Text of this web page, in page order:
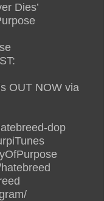
Dies’
OUT NOW via
dop